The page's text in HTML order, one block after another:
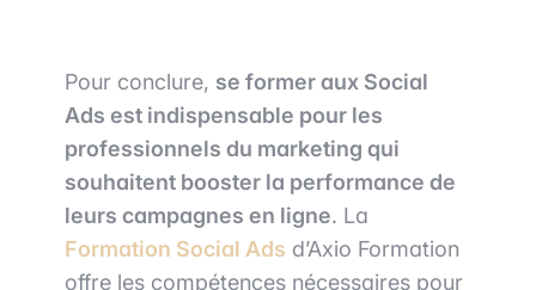
Pour conclure, se former aux Social
Ads est indispensable pour les
professionnels du marketing qui
souhaitent booster la performance de
leurs campagnes en ligne. La
Formation Social Ads d’Axio Formation
offre les compétences nécessaires pour